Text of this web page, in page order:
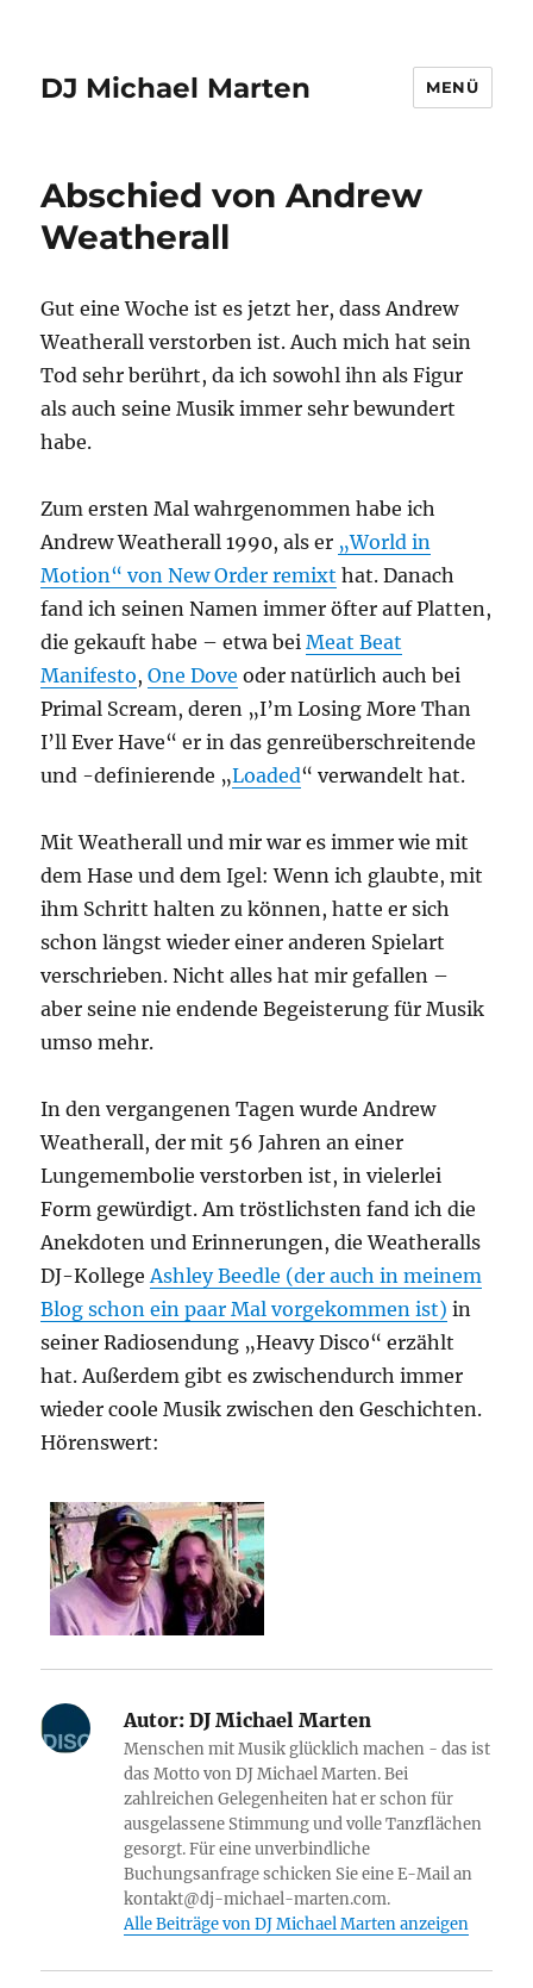
DJ Michael Marten MENÜ
Abschied von Andrew
Weatherall
Gut eine Woche ist es jetzt her, dass Andrew
Weatherall verstorben ist. Auch mich hat sein
Tod sehr berührt, da ich sowohl ihn als Figur
als auch seine Musik immer sehr bewundert
habe.
Zum ersten Mal wahrgenommen habe ich
Andrew Weatherall 1990, als er „World in
Motion“ von New Order remixt hat. Danach
fand ich seinen Namen immer öfter auf Platten,
die gekauft habe – etwa beiMeat Beat
Manifesto,One Dove oder natürlich auch bei
Primal Scream, deren „I’m Losing More Than
I’ll Ever Have“ er in das genreüberschreitende
und -definierende „Loaded“ verwandelt hat.
Mit Weatherall und mir war es immer wie mit
dem Hase und dem Igel: Wenn ich glaubte, mit
ihm Schritt halten zu können, hatte er sich
schon längst wieder einer anderen Spielart
verschrieben. Nicht alles hat mir gefallen –
aber seine nie endende Begeisterung für Musik
umso mehr.
In den vergangenen Tagen wurde Andrew
Weatherall, der mit 56 Jahren an einer
Lungemembolie verstorben ist, in vielerlei
Form gewürdigt. Am tröstlichsten fand ich die
Anekdoten und Erinnerungen, die Weatheralls
DJ-KollegeAshley Beedle (der auch in meinem
Blog schon ein paar Mal vorgekommen ist) in
seiner Radiosendung „Heavy Disco“ erzählt
hat. Außerdem gibt es zwischendurch immer
wieder coole Musik zwischen den Geschichten.
Hörenswert:
Autor: DJ Michael Marten
Menschen mit Musik glücklich machen - das ist
das Motto von DJ Michael Marten. Bei
zahlreichen Gelegenheiten hat er schon für
ausgelassene Stimmung und volle Tanzflächen
gesorgt. Für eine unverbindliche
Buchungsanfrage schicken Sie eine E-Mail an
kontakt@dj-michael-marten.com.
Alle Beiträge von DJ Michael Marten anzeigen